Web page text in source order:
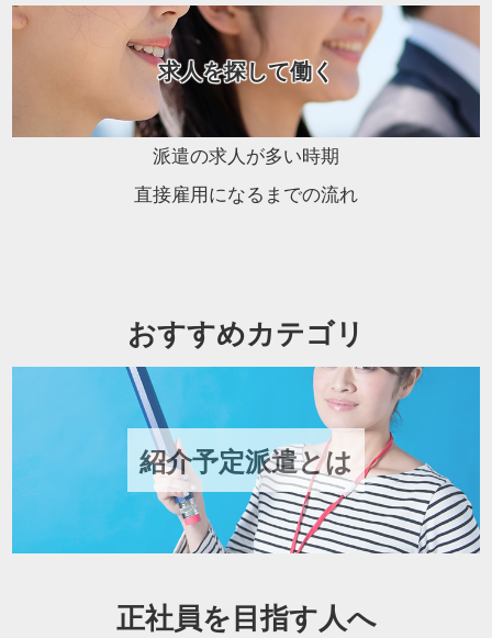
求人を探して働く
派遣の求人が多い時期
直接雇用になるまでの流れ
おすすめカテゴリ
紹介予定派遣とは
正社員を目指す人へ